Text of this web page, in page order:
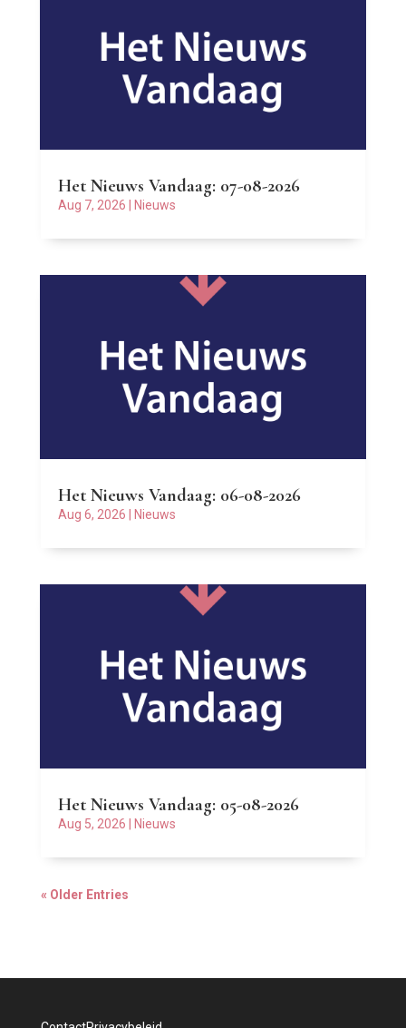
Het Nieuws Vandaag: 07-08-2026
Aug 7, 2026 Nieuws
Het Nieuws Vandaag: 06-08-2026
Aug 6, 2026 Nieuws
Het Nieuws Vandaag: 05-08-2026
Aug 5, 2026 Nieuws
« Older Entries